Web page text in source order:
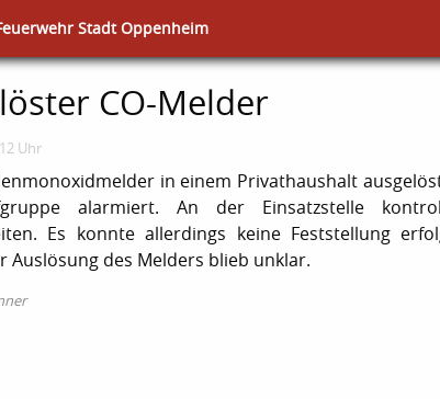
Stadt Oppenheim
CO-Melder
Uhr
in einem Privathaushalt
alarmiert. An der Einsatzstelle
Es konnte allerdings keine Feststellung
Auslösung des Melders blieb unklar.